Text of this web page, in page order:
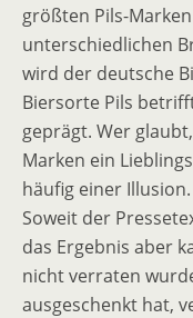
größten Pils-
unterschiedlichen
wird der deutsche
Biersorte Pils
geprägt. Wer
Marken ein
häufig einer Illusion.
Soweit der
das Ergebnis aber
nicht verraten
ausgeschenkt hat,